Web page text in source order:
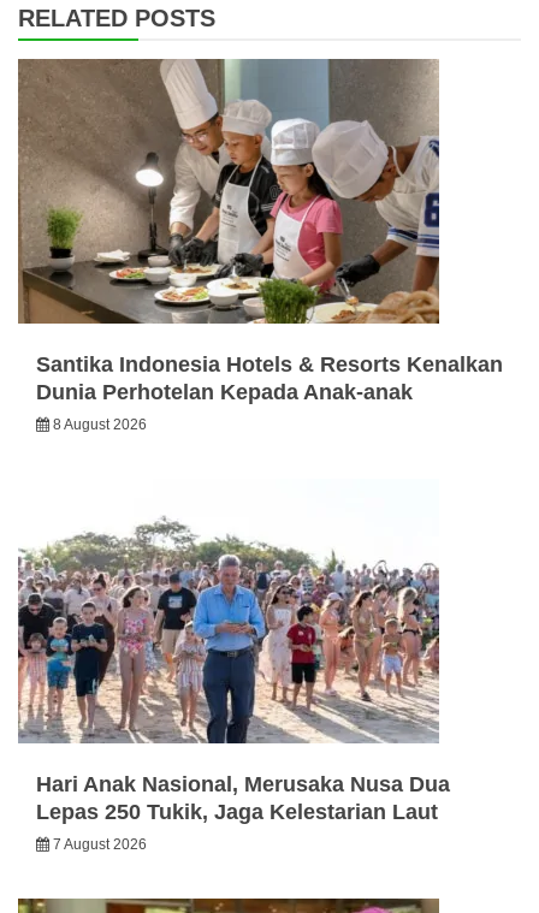
RELATED POSTS
Santika Indonesia Hotels & Resorts Kenalkan
Dunia Perhotelan Kepada Anak-anak
8 August 2026
Hari Anak Nasional, Merusaka Nusa Dua
Lepas 250 Tukik, Jaga Kelestarian Laut
7 August 2026